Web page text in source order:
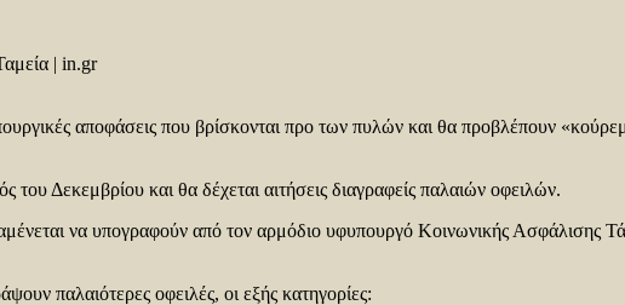
αποφάσεις που βρίσκονται προ των πυλών και θα προβλέπουν
Δεκεμβρίου και θα δέχεται αιτήσεις διαγραφείς παλαιών οφειλών.
να υπογραφούν από τον αρμόδιο υφυπουργό Κοινωνικής Ασφάλισης
παλαιότερες οφειλές, οι εξής κατηγορίες: